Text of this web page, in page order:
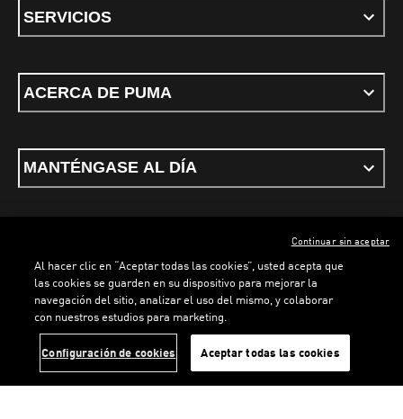
LOADING... LOADING...
SERVICIOS
ACERCA DE PUMA
MANTÉNGASE AL DÍA
Términos y condicionesPolítica de Privacidad
ESPAÑOL
PUMA, 2026. Todos los derechos reservados
Al hacer clic en “Aceptar todas las cookies”, usted acepta que
las cookies se guarden en su dispositivo para mejorar la
navegación del sitio, analizar el uso del mismo, y colaborar
con nuestros estudios para marketing.
Configuración de cookies Aceptar todas las cookies
Continuar sin aceptar